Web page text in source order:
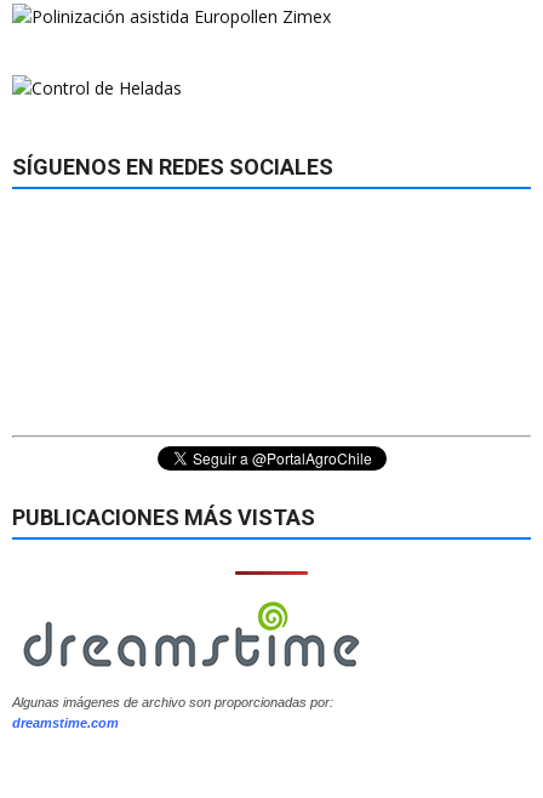
SÍGUENOS EN REDES SOCIALES
PUBLICACIONES MÁS VISTAS
Algunas imágenes de archivo son proporcionadas por:
dreamstime.com